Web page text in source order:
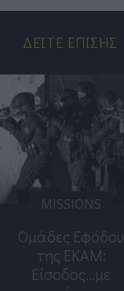
ΔΕΊΤΕ ΕΠΊΣΗΣ
MISSIONS
Ομάδες Εφόδου
της ΕΚΑΜ:
Είσοδος…με